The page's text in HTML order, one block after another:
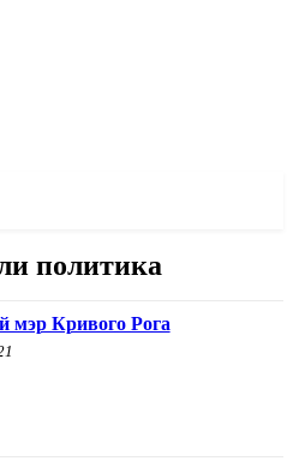
политика
мэр Кривого Рога